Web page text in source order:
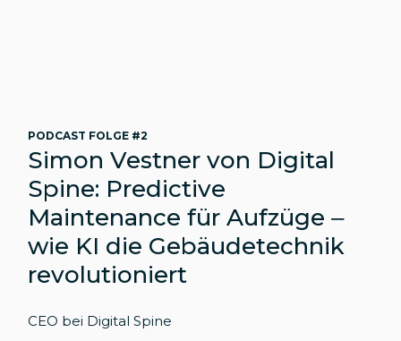
PODCAST FOLGE #2
Simon Vestner von Digital
Spine: Predictive
Maintenance für Aufzüge –
wie KI die Gebäudetechnik
revolutioniert
CEO bei Digital Spine